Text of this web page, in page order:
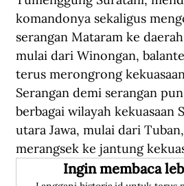
komandonya sekaligus
serangan Mataram ke
mulai dari Winongan,
terus merongrong
Serangan demi serangan
berbagai wilayah kekuasaan
utara Jawa, mulai dari
merangsek ke jantung
Ingin membaca